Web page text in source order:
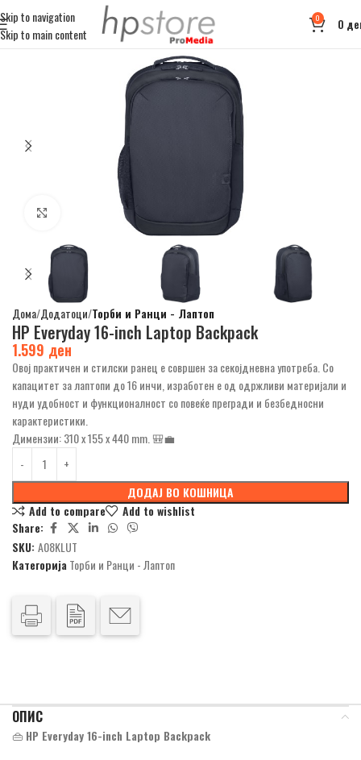
Skip to navigation
Skip to main content
0 0
Click to enlarge
Дома Додатоци Торби и Ранци - Лаптоп
HP Everyday 16-inch Laptop Backpack
1.599 ден
Овој практичен и стилски ранец е совршен за секојдневна употреба. Со
капацитет за лаптопи до 16 инчи, изработен е од одржливи материјали и
нуди удобност и функционалност со повеќе прегради и безбедносни
карактеристики.
Димензии: 310 x 155 x 440 mm. 🎒💼
ДОДАЈ ВО КОШНИЦА
Add to compare
Add to wishlist
Share:
SKU: A08KLUT
Категорија Торби и Ранци - Лаптоп
ОПИС
👜 HP Everyday 16-inch Laptop Backpack